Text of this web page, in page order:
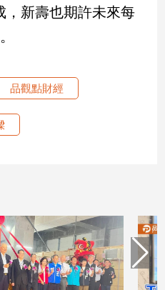
，新壽也期許未來每
品觀點財經